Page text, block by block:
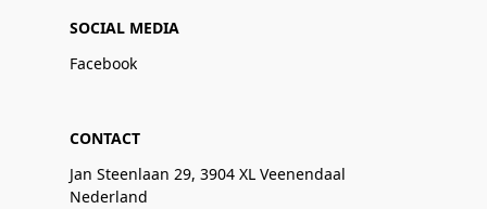
SOCIAL MEDIA
Facebook
CONTACT
Jan Steenlaan 29, 3904 XL Veenendaal
Nederland